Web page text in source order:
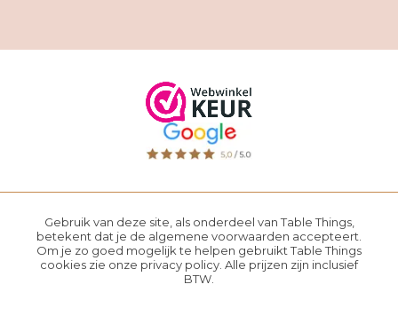
Gebruik van deze site, als onderdeel van Table Things,
betekent dat je de algemene voorwaarden accepteert.
Om je zo goed mogelijk te helpen gebruikt Table Things
cookies zie onze privacy policy . Alle prijzen zijn inclusief
BTW.